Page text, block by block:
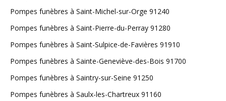
Pompes funèbres à Saint-Michel-sur-Orge 91240
Pompes funèbres à Saint-Pierre-du-Perray 91280
Pompes funèbres à Saint-Sulpice-de-Favières 91910
Pompes funèbres à Sainte-Geneviève-des-Bois 91700
Pompes funèbres à Saintry-sur-Seine 91250
Pompes funèbres à Saulx-les-Chartreux 91160